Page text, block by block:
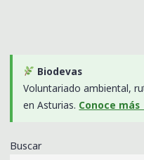
Biodevas
Voluntariado ambiental,
en Asturias. Conoce más
Buscar